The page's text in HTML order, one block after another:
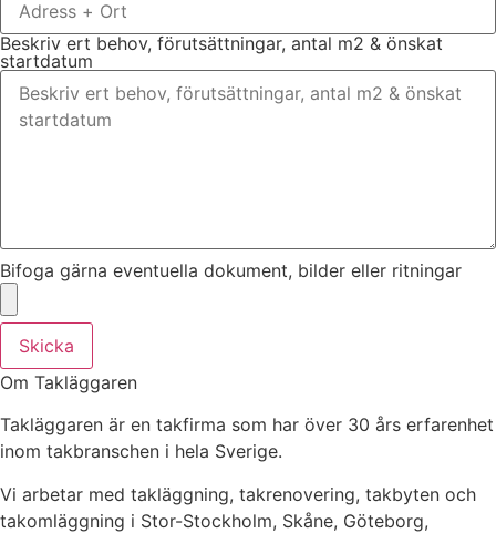
Beskriv ert behov, förutsättningar, antal m2 & önskat
startdatum
Bifoga gärna eventuella dokument, bilder eller ritningar
Skicka
Om Takläggaren
Takläggaren är en takfirma som har över 30 års erfarenhet
inom takbranschen i hela Sverige.
Vi arbetar med takläggning, takrenovering, takbyten och
takomläggning i Stor-Stockholm, Skåne, Göteborg,